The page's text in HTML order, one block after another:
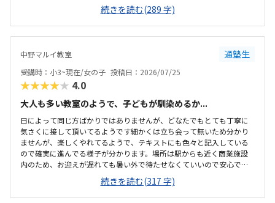
さそうです。少し狭いですが、清潔感があって綺麗な教室でした。み
なさん集中してもくもくと学んでいました。他のプログラミング教室
も体験に行きましたが、他よりもお安かったので通いやすそうです。
先生が優しそうで、安心して子供を預けられそうでした。少人数なの
続きを読む(289 字)
中野マルイ教室 通塾生
受講時：小3~現在/女の子 投稿日：2026/07/25
★★★★★ 4.0
大人も多い教室のようで、子どもが馴染めるか...
日によって同じ方ばかりではありませんが、どなたでもとても丁寧に
気さくに接して頂いてるようです細かくは立ち会って無いため分かり
ませんが、楽しくやれてるようで、テキストにも色々と記入している
ので確実に進んでる様子が分かります。場所は駅からも近く商業施設
内のため、お迎えが遅れても暑い外で待たせなくていいので安心で
す。大人の方も多く通われてる教室ですが、教室内は清潔感があり、
雰囲気もよい教室で安心して通わされます。他の教室の金額をあまり
把握してませんが、個人的には小学生の習い事として通わせるのには
続きを読む(317 字)